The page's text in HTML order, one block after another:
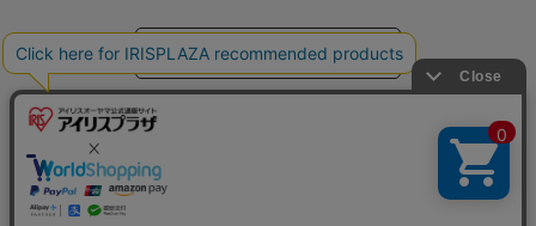
コーポレートサイト